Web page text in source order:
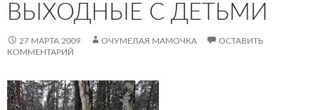
ВЫХОДНЫЕ С ДЕТЬМИ
27 МАРТА 2009 ОЧУМЕЛАЯ МАМОЧКА
ОСТАВИТЬ
КОММЕНТАРИЙ